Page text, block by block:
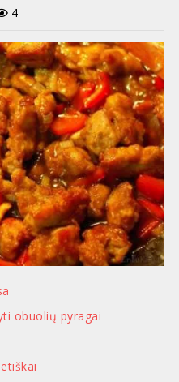
4
obuolių pyragai